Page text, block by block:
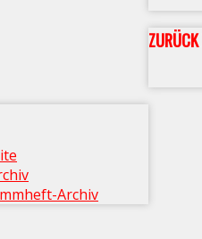
ZURÜCK
Archiv